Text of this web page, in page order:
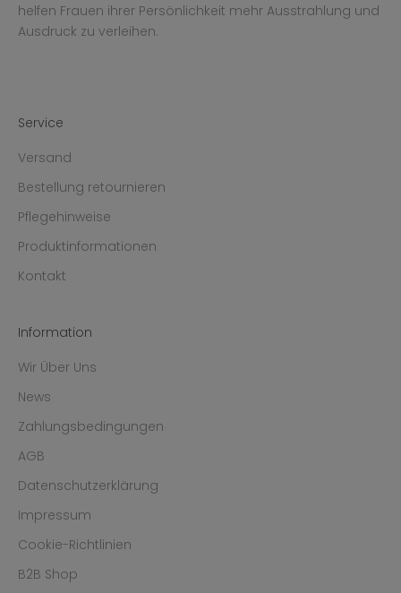
helfen Frauen ihrer Persönlichkeit mehr Ausstrahlung und
Ausdruck zu verleihen.
Service
Versand
Bestellung retournieren
Pflegehinweise
Produktinformationen
Kontakt
Information
Wir Über Uns
News
Zahlungsbedingungen
AGB
Datenschutzerklärung
Impressum
Cookie-Richtlinien
B2B Shop